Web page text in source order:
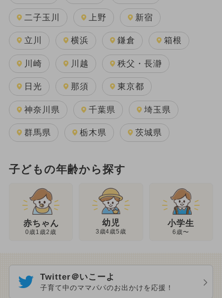
二子玉川 上野 新宿
立川 横浜 鎌倉 箱根
川崎 川越 秩父・長瀞
日光 那須 東京都
神奈川県 千葉県 埼玉県
群馬県 栃木県 茨城県
子どもの年齢から探す
赤ちゃん
0歳1歳2歳
幼児
3歳4歳5歳
小学生
6歳〜
Twitter＠いこーよ
子育て中のママパパのお出かけを応援！